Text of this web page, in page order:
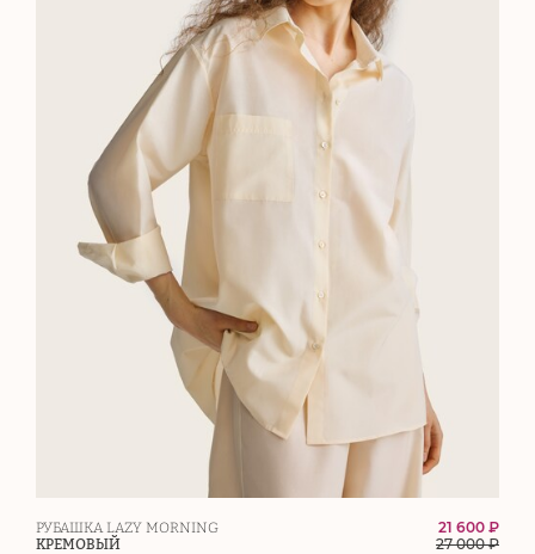
РУБАШКА LAZY MORNING
КРЕМОВЫЙ
21 600 ₽
27 000₽